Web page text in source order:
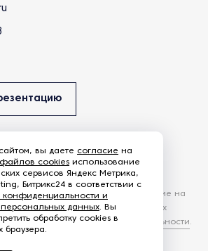
наш сайт, вы даете согласие на
Cookies и других пользовательских
сПолитикой конфиденциальности.
вы даете согласие на
файлов cookies использование
сервисов Яндекс Метрика,
Битрикс24 в соответствии с
конфиденциальности и
персональных данных. Вы
обработку cookies в
браузера.